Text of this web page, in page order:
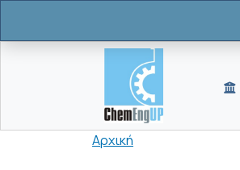
Breadcrumb
Αρχική